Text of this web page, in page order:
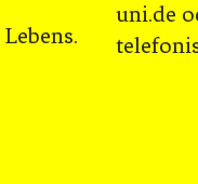
uni.de